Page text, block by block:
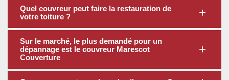
Quel couvreur peut faire la restauration de
votre toiture ?
Sur le marché, le plus demandé pour un
dépannage est le couvreur Marescot
Couverture